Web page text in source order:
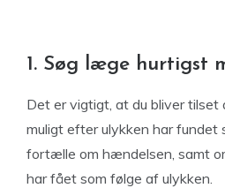
1. Søg læge hurtigst
Det er vigtigt, at du bliver
muligt efter ulykken har fundet
fortælle om hændelsen, samt
har fået som følge af ulykken.